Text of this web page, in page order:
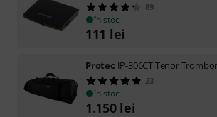
89
în stoc
111 lei
Protec IP-306CT Tenor
23
în stoc
1.150 lei